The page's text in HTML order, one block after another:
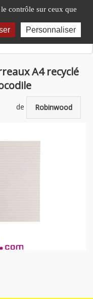
contrôle sur ceux que
Personnaliser
A4 recyclé
de Robinwood